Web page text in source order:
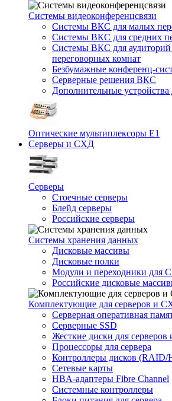
Системы видеоконференцсвязи
Системы ВКС для малых
Системы ВКС для средних
Системы ВКС для
переговорных комнат
Безбумажные конференц-
Серверные решения ВКС
Дополнительные
Оптические мультиплексоры Е1
Серверы и СХД
Серверы
Стоечные серверы
Блейд серверы
Российские серверы
Системы хранения данных
Дисковые массивы
Дисковые полки
Модули и переходники для
Российские дисковые
Комплектующие для серверов и
Серверная оперативная
Серверные SSD
Жесткие диски для
Процессоры для сервера
Контроллеры дисков (RAID/
Сетевые карты
HBA-адаптеры Fibre Channel
Системные контроллеры